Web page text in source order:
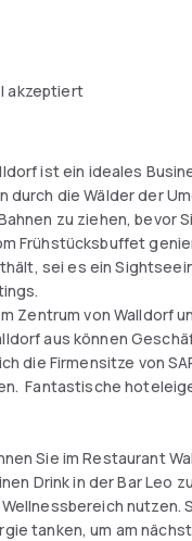
akzeptiert
ist ein ideales
durch die Wälder der
zu ziehen, bevor
Frühstücksbuffet
sei es ein
Zentrum von Walldorf
aus können
die Firmensitze von
Fantastische
Sie im Restaurant
Drink in der Bar Leo
nutzen.
tanken, um am